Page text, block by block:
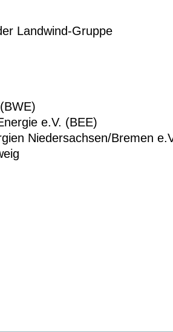
Landwind-Gruppe
e.V. (BEE)
Niedersachsen/Bremen